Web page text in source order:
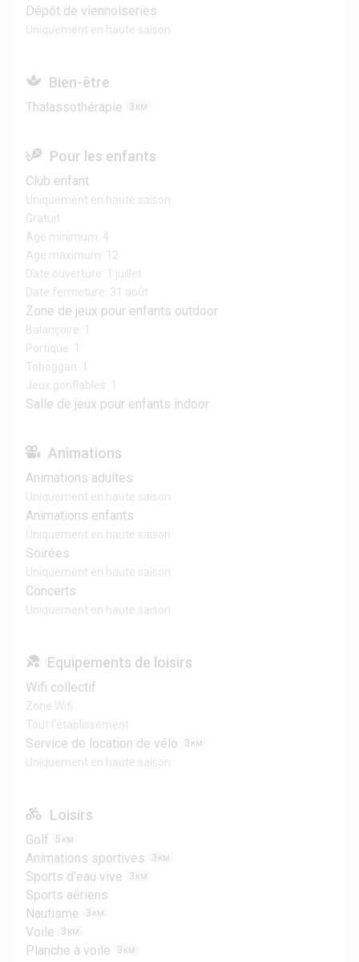
Dépôt de viennoiseries
Uniquement en haute saison
Bien-être
Thalassothérapie 3 KM
Pour les enfants
Club enfant
Uniquement en haute saison
Gratuit
Age minimum: 4
Age maximum: 12
Date ouverture: 1 juillet
Date fermeture: 31 août
Zone de jeux pour enfants outdoor
Balançoire: 1
Portique: 1
Toboggan: 1
Jeux gonflables: 1
Salle de jeux pour enfants indoor
Animations
Animations adultes
Uniquement en haute saison
Animations enfants
Uniquement en haute saison
Soirées
Uniquement en haute saison
Concerts
Uniquement en haute saison
Equipements de loisirs
Wifi collectif
Zone Wifi
Tout l'établissement
Service de location de vélo 3 KM
Uniquement en haute saison
Loisirs
Golf 5 KM
Animations sportives 3 KM
Sports d'eau vive 3 KM
Sports aériens
Nautisme
3 KM
Voile 3 KM
Planche à voile 3 KM